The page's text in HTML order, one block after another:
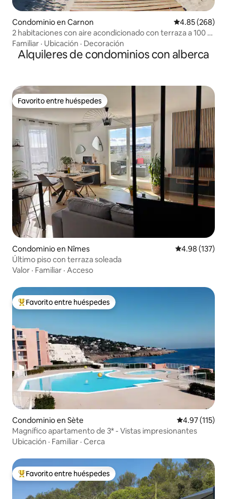
Condominio en Carnon Calificación
4.85 (268)
2 habitaciones con aire acondicionado con terraza a 100 m
del mar
Familiar · Ubicación · Decoración
Alquileres de condominios con alberca
Favorito entre huéspedes
Favorito entre huéspedes
Condominio en Nîmes Calificación
4.98 (137)
Último piso con terraza soleada
Valor · Familiar · Acceso
De los mejores en Favorito entre huéspedes
Favorito entre huéspedes
Condominio en Sète Calificación
4.97 (115)
Magnífico apartamento de 3* - Vistas impresionantes
Ubicación · Familiar · Cerca
De los mejores en Favorito entre huéspedes
Favorito entre huéspedes